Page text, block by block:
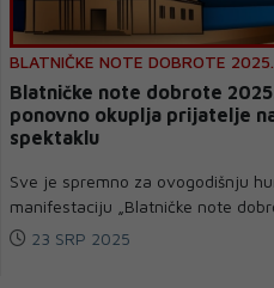
BLATNIČKE NOTE DOBROTE 2025.
Blatničke note dobrote
ponovno okuplja prijatelje
spektaklu
Sve je spremno za ovogodišnju
manifestaciju „Blatničke note
23 SRP 2025